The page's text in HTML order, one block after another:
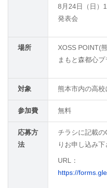
8月 24日（日）
発表会
場所 XOSS POINT(
まもと森都心プ
対象 熊本市内の高校
参加費 無料
応募方
法
チラシに記載の
りお申し込み下
URL：
https://